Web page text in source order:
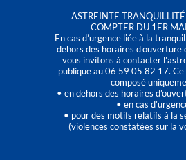
ASTREINTE
COMPTER DU 1ER
En cas d’urgence liée à la
dehors des horaires d'ouverture
vous invitons à contacter
publique au 06 59 05 82 17.
composé
• en dehors des horaires
• en cas
• pour des motifs relatifs à la
(violences constatées sur la